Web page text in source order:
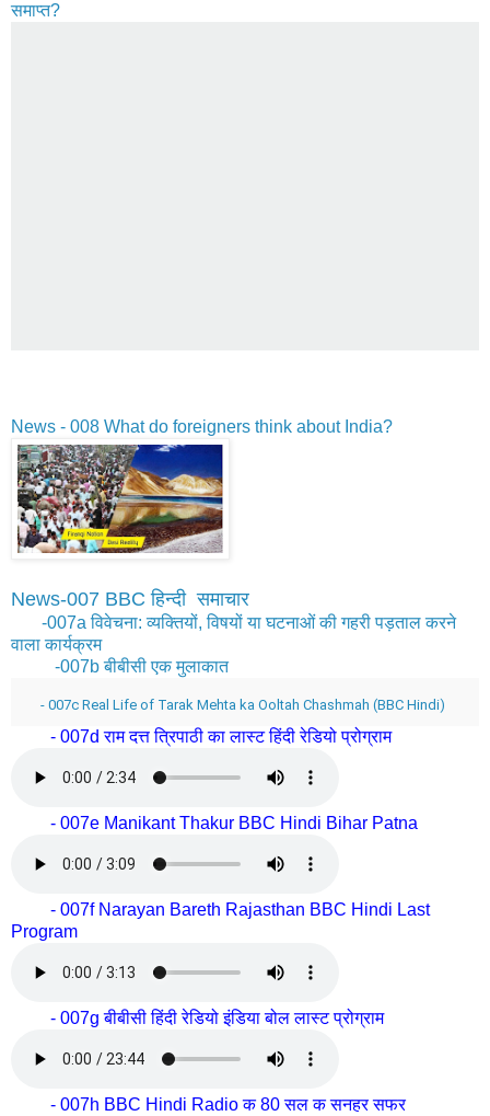
समाप्त?
News - 008 What do foreigners think about India?
News-007 BBC हिन्दी समाचार
-007a विवेचना: व्यक्तियों, विषयों या घटनाओं की गहरी पड़ताल करने
वाला कार्यक्रम
-007b बीबीसी एक मुलाकात
- 007c Real Life of Tarak Mehta ka Ooltah Chashmah (BBC Hindi)
- 007d राम दत्त त्रिपाठी का लास्ट हिंदी रेडियो प्रोग्राम
- 007e Manikant Thakur BBC Hindi Bihar Patna
- 007f Narayan Bareth Rajasthan BBC Hindi Last
Program
- 007g बीबीसी हिंदी रेडियो इंडिया बोल लास्ट प्रोग्राम
- 007h BBC Hindi Radio क 80 सल क सनहर सफर